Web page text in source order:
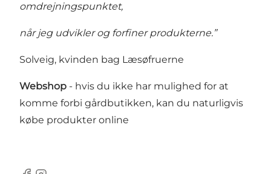
omdrejningspunktet,
når jeg udvikler og forfiner produkterne.”
Solveig, kvinden bag Læsøfruerne
Webshop - hvis du ikke har mulighed for at
komme forbi gårdbutikken, kan du naturligvis
købe produkter online